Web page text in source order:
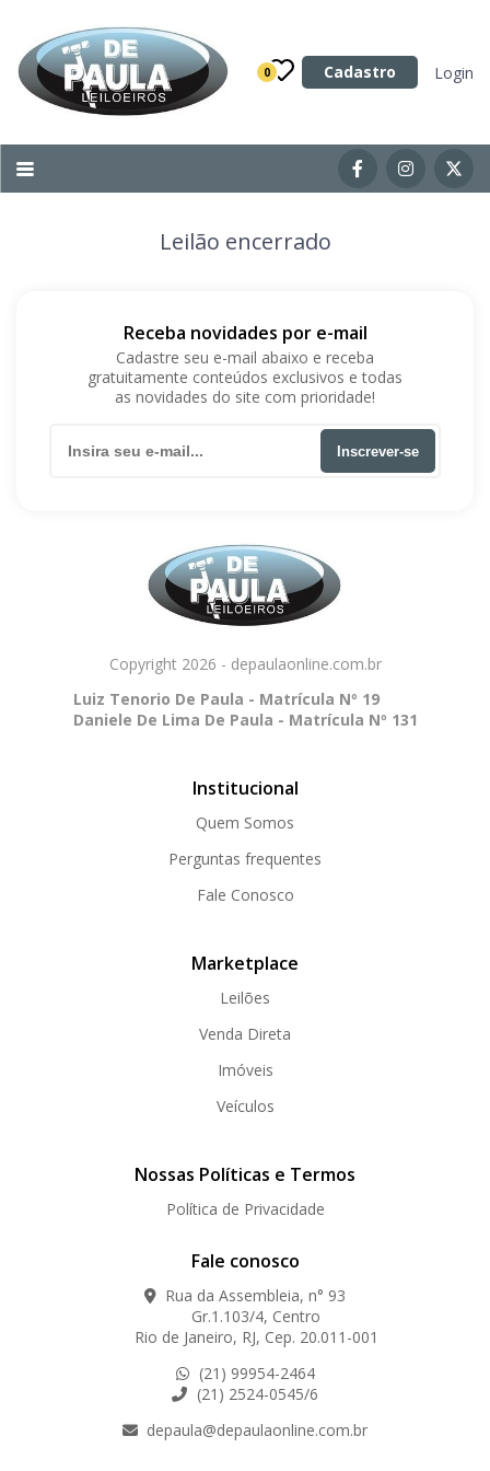
0 Cadastro Login
Categoria
Imóveis
Acessórios para Veículos
Máquinas
Leilão encerrado
Receba novidades por e-mail
Cadastre seu e-mail abaixo e receba
gratuitamente conteúdos exclusivos e todas
as novidades do site com prioridade!
Inscrever-se
Copyright 2026 - depaulaonline.com.br
Luiz Tenorio De Paula - Matrícula Nº 19
Daniele De Lima De Paula - Matrícula Nº 131
Institucional
Quem Somos
Perguntas frequentes
Fale Conosco
Marketplace
Leilões
Venda Direta
Imóveis
Veículos
Nossas Políticas e Termos
Política de Privacidade
Fale conosco
Rua da Assembleia, n° 93
Gr.1.103/4, Centro
Rio de Janeiro, RJ, Cep. 20.011-001
(21) 99954-2464
(21) 2524-0545/6
depaula@depaulaonline.com.br